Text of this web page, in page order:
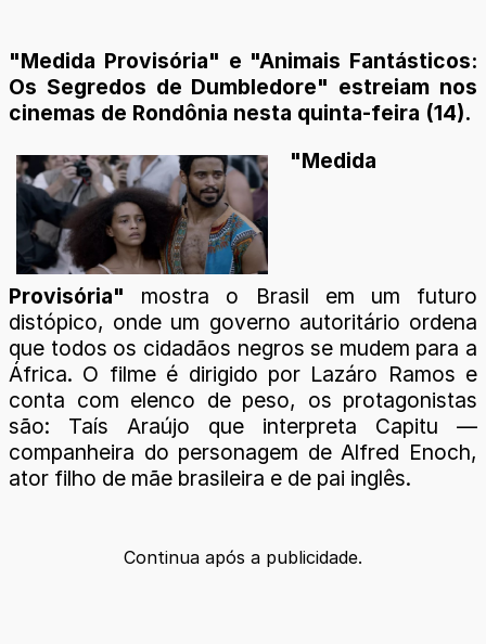
"Medida Provisória" e "Animais Fantásticos:
Os Segredos de Dumbledore" estreiam nos
cinemas de Rondônia nesta quinta-feira (14).
"Medida
Provisória" mostra o Brasil em um futuro
distópico, onde um governo autoritário ordena
que todos os cidadãos negros se mudem para a
África. O filme é dirigido por Lazáro Ramos e
conta com elenco de peso, os protagonistas
são: Taís Araújo que interpreta Capitu —
companheira do personagem de Alfred Enoch,
ator filho de mãe brasileira e de pai inglês.
Continua após a publicidade.